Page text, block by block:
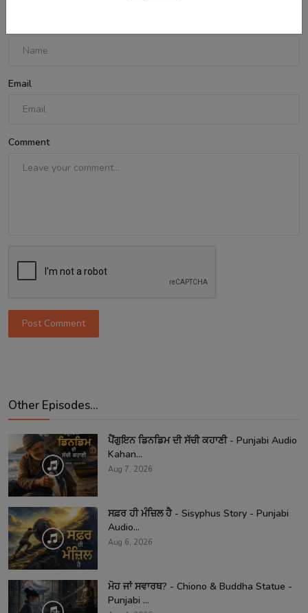
Email
Comment
Post Comment
Other Episodes...
ਪੈਂਗੁਇਨ ਡਿਨਡਿਮ ਦੀ ਸੱਚੀ ਕਹਾਣੀ - Punjabi Audio
Kahan...
Aug 7, 2026
ਸਫ਼ਰ ਹੀ ਮੰਜ਼ਿਲ ਹੈ - Sisyphus Story - Punjabi
Audio...
Aug 6, 2026
ਮੋਹ ਜਾਂ ਸਵਾਰਥ? - Chiono & Buddha Statue -
Punjabi ...